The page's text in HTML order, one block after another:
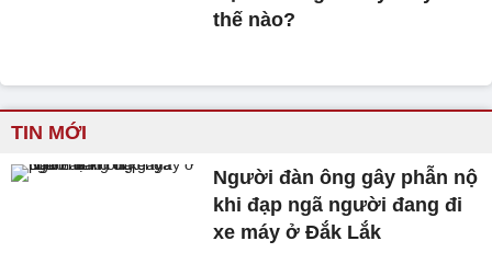
thế nào?
TIN MỚI
Người đàn ông gây phẫn nộ
khi đạp ngã người đang đi
xe máy ở Đắk Lắk